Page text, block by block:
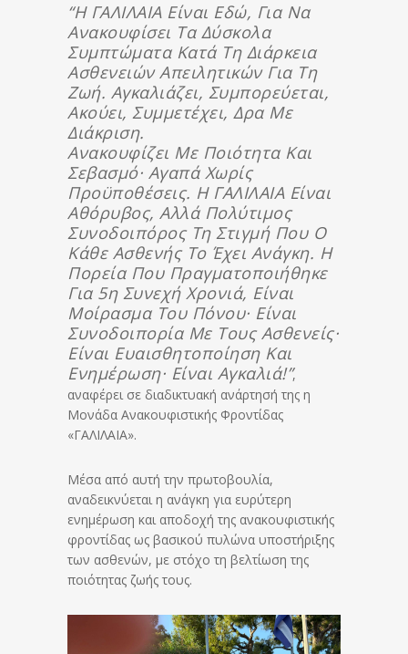
“Η ΓΑΛΙΛΑΙΑ Είναι Εδώ, Για Να
Ανακουφίσει Τα Δύσκολα
Συμπτώματα Κατά Τη Διάρκεια
Ασθενειών Απειλητικών Για Τη
Ζωή. Αγκαλιάζει, Συμπορεύεται,
Ακούει, Συμμετέχει, Δρα Με
Διάκριση.
Ανακουφίζει Με Ποιότητα Και
Σεβασμό· Αγαπά Χωρίς
Προϋποθέσεις. Η ΓΑΛΙΛΑΙΑ Είναι
Αθόρυβος, Αλλά Πολύτιμος
Συνοδοιπόρος Τη Στιγμή Που Ο
Κάθε Ασθενής Το Έχει Ανάγκη. Η
Πορεία Που Πραγματοποιήθηκε
Για 5η Συνεχή Χρονιά, Είναι
Μοίρασμα Του Πόνου· Είναι
Συνοδοιπορία Με Τους Ασθενείς·
Είναι Ευαισθητοποίηση Και
Ενημέρωση· Είναι Αγκαλιά!”,
αναφέρει σε διαδικτυακή ανάρτησή της η
Μονάδα Ανακουφιστικής Φροντίδας
«ΓΑΛΙΛΑΙΑ».
Μέσα από αυτή την πρωτοβουλία,
αναδεικνύεται η ανάγκη για ευρύτερη
ενημέρωση και αποδοχή της ανακουφιστικής
φροντίδας ως βασικού πυλώνα υποστήριξης
των ασθενών, με στόχο τη βελτίωση της
ποιότητας ζωής τους.